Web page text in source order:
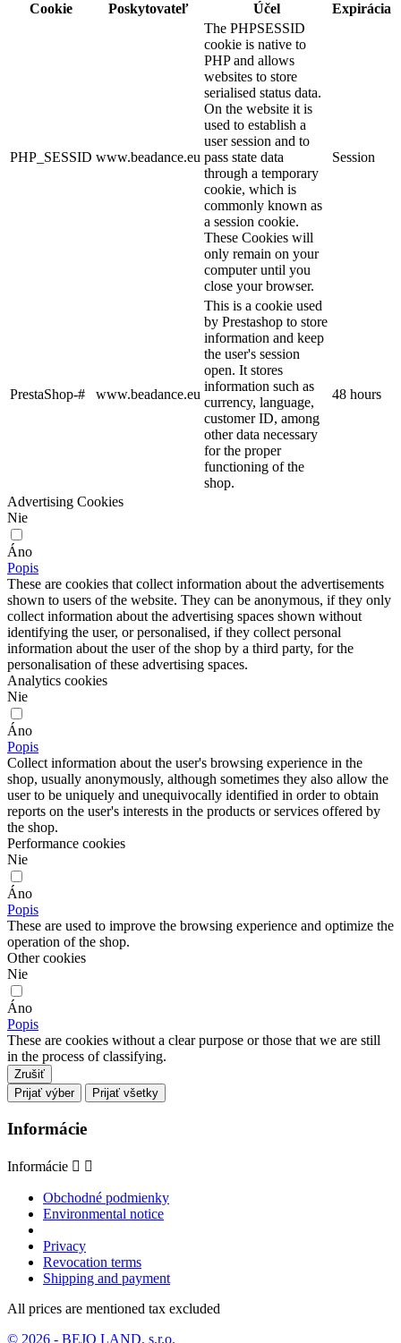
Cookie
Poskytovateľ Účel Expirácia
PHP_SESSID www.beadance.eu
The PHPSESSID
cookie is native to
PHP and allows
websites to store
serialised status data.
On the website it is
used to establish a
user session and to
pass state data
through a temporary
cookie, which is
commonly known as
a session cookie.
These Cookies will
only remain on your
computer until you
close your browser.
Session
PrestaShop-# www.beadance.eu
This is a cookie used
by Prestashop to store
information and keep
the user's session
open. It stores
information such as
currency, language,
customer ID, among
other data necessary
for the proper
functioning of the
shop.
48 hours
Advertising Cookies
Nie
Áno
Popis
These are cookies that collect information about the advertisements
shown to users of the website. They can be anonymous, if they only
collect information about the advertising spaces shown without
identifying the user, or personalised, if they collect personal
information about the user of the shop by a third party, for the
personalisation of these advertising spaces.
Analytics cookies
Nie
Áno
Popis
Collect information about the user's browsing experience in the
shop, usually anonymously, although sometimes they also allow the
user to be uniquely and unequivocally identified in order to obtain
reports on the user's interests in the products or services offered by
the shop.
Performance cookies
Nie
Áno
Popis
These are used to improve the browsing experience and optimize the
operation of the shop.
Other cookies
Nie
Áno
Popis
These are cookies without a clear purpose or those that we are still
in the process of classifying.
Zrušiť
Prijať výber
Prijať všetky
Informácie
Informácie  
Obchodné podmienky
Environmental notice
Privacy
Revocation terms
Shipping and payment
All prices are mentioned tax excluded
© 2026 - BEJO LAND, s.r.o.